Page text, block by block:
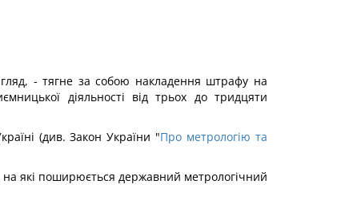
- тягне за собою накладення штрафу на
діяльності від трьох до тридцяти
(див. Закон України "Про метрологію та
які поширюється державний метрологічний